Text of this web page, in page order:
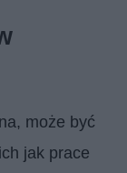
może być
jak prace